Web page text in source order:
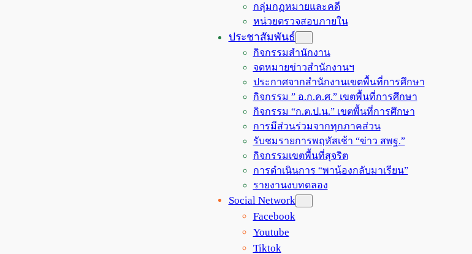
กลุ่มกฏหมายและคดี
หน่วยตรวจสอบภายใน
ประชาสัมพันธ์
กิจกรรมสำนักงาน
จดหมายข่าวสำนักงานฯ
ประกาศจากสำนักงานเขตพื้นที่การศึกษา
กิจกรรม ” อ.ก.ค.ศ.” เขตพื้นที่การศึกษา
กิจกรรม “ก.ต.ป.น.” เขตพื้นที่การศึกษา
การมีส่วนร่วมจากทุกภาคส่วน
รับชมรายการพฤหัสเช้า “ข่าว สพฐ.”
กิจกรรมเขตพื้นที่สุจริต
การดำเนินการ “พาน้องกลับมาเรียน”
รายงานงบทดลอง
Social Network
Facebook
Youtube
Tiktok